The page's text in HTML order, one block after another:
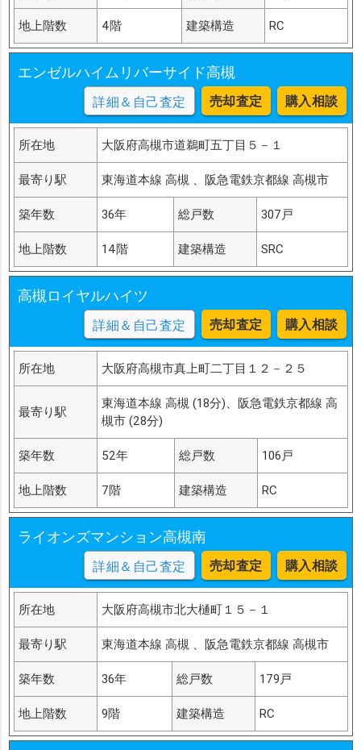
地上階数 4階 建築構造 RC
エンゼルハイムリバーサイド高槻
詳細＆自己査定 売却査定 購入相談
所在地 大阪府高槻市道鵜町五丁目５－１
最寄り駅 東海道本線 高槻 、阪急電鉄京都線 高槻市
築年数 36年 総戸数 307戸
地上階数 14階 建築構造 SRC
高槻ロイヤルハイツ
詳細＆自己査定 売却査定 購入相談
所在地 大阪府高槻市真上町二丁目１２－２５
最寄り駅
東海道本線 高槻 (18分)、阪急電鉄京都線 高
槻市 (28分)
築年数 52年 総戸数 106戸
地上階数 7階 建築構造 RC
ライオンズマンション高槻南
詳細＆自己査定 売却査定 購入相談
所在地 大阪府高槻市北大樋町１５－１
最寄り駅 東海道本線 高槻 、阪急電鉄京都線 高槻市
築年数 36年 総戸数 179戸
地上階数 9階 建築構造 RC